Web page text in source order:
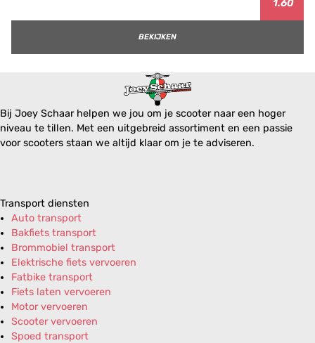
1.60
BEKIJKEN
Bij Joey Schaar helpen we jou om je scooter naar een hoger
niveau te tillen. Met een uitgebreid assortiment en een passie
voor scooters staan we altijd klaar om je te adviseren.
Transport diensten
Auto transport
Bakfiets transport
Brommobiel transport
Elektrische fiets vervoeren
Fatbike transport
Fiets laten vervoeren
Motor vervoeren
Scooter vervoeren
Spoed transport